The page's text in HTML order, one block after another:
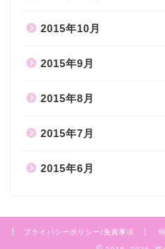
2015年10月
2015年9月
2015年8月
2015年7月
2015年6月
プライバシーポリシー/免責事項